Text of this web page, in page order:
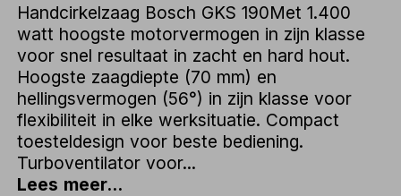
Handcirkelzaag Bosch GKS 190Met 1.400
watt hoogste motorvermogen in zijn klasse
voor snel resultaat in zacht en hard hout.
Hoogste zaagdiepte (70 mm) en
hellingsvermogen (56°) in zijn klasse voor
flexibiliteit in elke werksituatie. Compact
toesteldesign voor beste bediening.
Turboventilator voor...
Lees meer...